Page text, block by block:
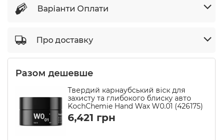
Варіанти Оплати
Про доставку
Разом дешевше
Твердий карнаубський віск для
захисту та глибокого блиску авто
KochChemie Hand Wax W0.01 (426175)
6,421 грн